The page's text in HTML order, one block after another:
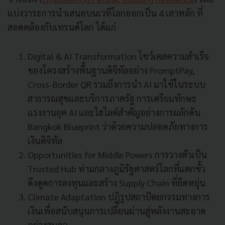
แบ่งวาระการนำเสนอบนเวทีโลกออกเป็น 4 เสาหลัก ที่
สอดคล้องกับเทรนด์โลก ได้แก่
Digital & AI Transformation โชว์เคสความสำเร็จ
ของโครงสร้างพื้นฐานดิจิทัลอย่าง PromptPay,
Cross-Border QR รวมถึงการนำ AI มาใช้ในระบบ
สาธารณสุขและบริการภาครัฐ การเตรียมทักษะ
แรงงานยุค AI และไฮไลต์สำคัญอย่างการผลักดัน
Bangkok Blueprint ว่าด้วยความปลอดภัยทางการ
เงินดิจิทัล
Opportunities for Middle Powers การวางตัวเป็น
Trusted Hub ท่ามกลางภูมิรัฐศาสตร์โลกที่แตกขั้ว
ดึงดูดการลงทุนและสร้าง Supply Chain ที่ยืดหยุ่น
Climate Adaptation ปฏิรูปสถาปัตยกรรมทางการ
เงินเพื่อสนับสนุนการเปลี่ยนผ่านสู่พลังงานสะอาด